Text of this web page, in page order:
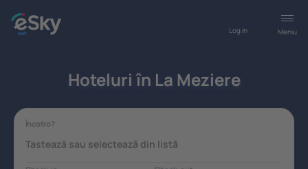
Meniu
Log in
Hoteluri în La Meziere